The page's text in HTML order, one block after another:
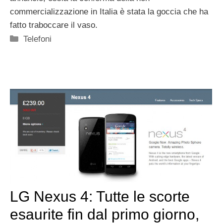
commercializzazione in Italia è stata la goccia che ha
fatto traboccare il vaso.
Categorie
Telefoni
LG Nexus 4: Tutte le scorte
esaurite fin dal primo giorno,